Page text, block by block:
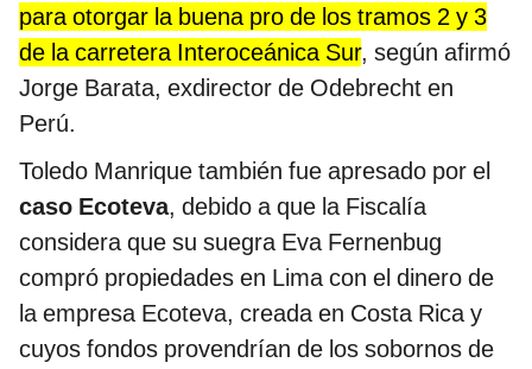
para otorgar la buena pro de los tramos 2 y 3
de la carretera Interoceánica Sur, según afirmó
Jorge Barata, exdirector de Odebrecht en
Perú.
Toledo Manrique también fue apresado por el
caso Ecoteva, debido a que la Fiscalía
considera que su suegra Eva Fernenbug
compró propiedades en Lima con el dinero de
la empresa Ecoteva, creada en Costa Rica y
cuyos fondos provendrían de los sobornos de